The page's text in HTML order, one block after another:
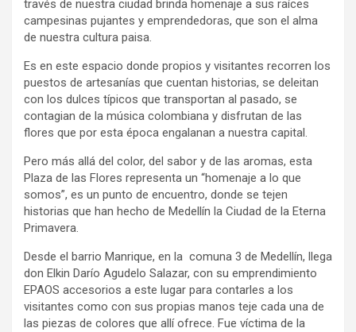
través de nuestra ciudad brinda homenaje a sus raíces
campesinas pujantes y emprendedoras, que son el alma
de nuestra cultura paisa.
Es en este espacio donde propios y visitantes recorren los
puestos de artesanías que cuentan historias, se deleitan
con los dulces típicos que transportan al pasado, se
contagian de la música colombiana y disfrutan de las
flores que por esta época engalanan a nuestra capital.
Pero más allá del color, del sabor y de las aromas, esta
Plaza de las Flores representa un “homenaje a lo que
somos”, es un punto de encuentro, donde se tejen
historias que han hecho de Medellín la Ciudad de la Eterna
Primavera.
Desde el barrio Manrique, en la comuna 3 de Medellín, llega
don Elkin Darío Agudelo Salazar, con su emprendimiento
EPAOS accesorios a este lugar para contarles a los
visitantes como con sus propias manos teje cada una de
las piezas de colores que allí ofrece. Fue víctima de la